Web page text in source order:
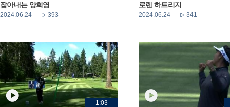
잡아내는 양희영
2024.06.24 393
로렌 하트리지
2024.06.24 341
1:03